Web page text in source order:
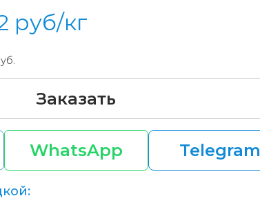
руб/кг
Заказать
WhatsApp Telegram